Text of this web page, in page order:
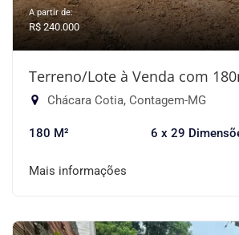
A partir de:
R$ 240.000
Terreno/Lote à Venda com
Chácara Cotia, Contagem-MG
180 M² 6 x 29
Mais informações